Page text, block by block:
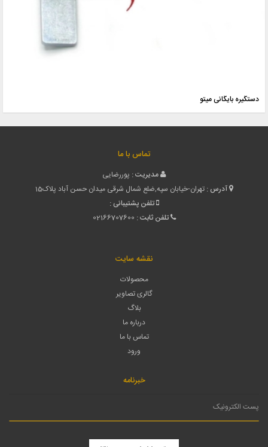
دستگیره بایگانی میتو
تماس با ما
مدیریت : پوررضایی
آدرس : تهران-خیابان سپه,ضلع شمال شرقی میدان حسن آباد پلاک15
تلفن پشتیبانی :
تلفن ثابت : 02166707600
نقشه سایت
محصولات
گالری تصاویر
بلاگ
درباره ما
تماس با ما
ورود
خبرنامه